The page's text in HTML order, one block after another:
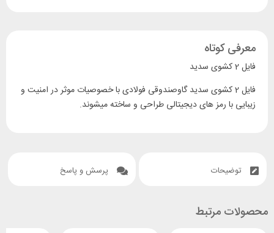
معرفی کوتاه
فایل 2 کشوی سدید
فایل 2 کشوی سدید گاوصندوقی فولادی با خصوصیات موثر در امنیت و
زیبایی با رمز های دیجیتالی طراحی و ساخته میشوند‌.
توضیحات پرسش و پاسخ
محصولات مرتبط